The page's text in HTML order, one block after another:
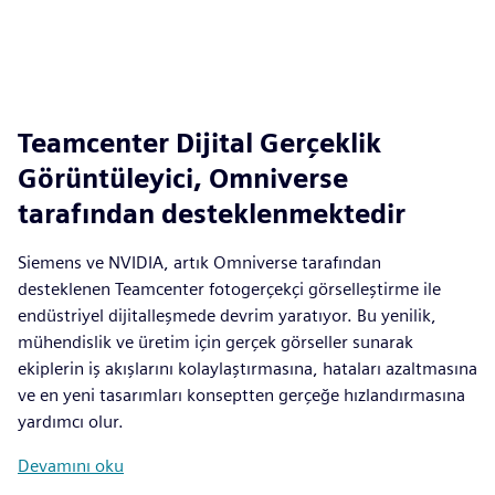
Teamcenter Dijital Gerçeklik
Görüntüleyici, Omniverse
tarafından desteklenmektedir
Siemens ve NVIDIA, artık Omniverse tarafından
desteklenen Teamcenter fotogerçekçi görselleştirme ile
endüstriyel dijitalleşmede devrim yaratıyor. Bu yenilik,
mühendislik ve üretim için gerçek görseller sunarak
ekiplerin iş akışlarını kolaylaştırmasına, hataları azaltmasına
ve en yeni tasarımları konseptten gerçeğe hızlandırmasına
yardımcı olur.
Devamını oku